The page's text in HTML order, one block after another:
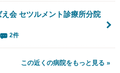
え会 セツルメント診療所分院
2件
この近くの病院をもっと見る »